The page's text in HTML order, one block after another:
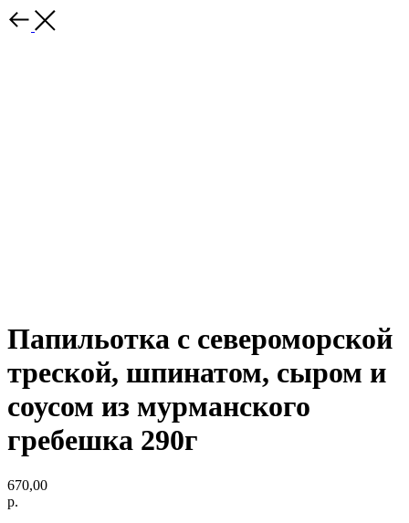
Папильотка с североморской
треской, шпинатом, сыром и
соусом из мурманского
гребешка 290г
670,00
р.